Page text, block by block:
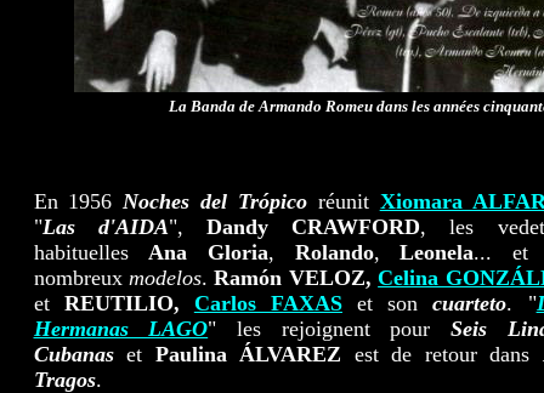
La Banda de Armando Romeu dans les années
En 1956Noches del Trópicoréunit Xiomara
"Las d'AIDA", Dandy CRAWFORD, les
habituellesAna Gloria, Rolando,Leonela... et
nombreux modelos.Ramón VELOZ,Celina
et REUTILIO, Carlos FAXASet soncuarteto. "
Hermanas LAGO" les rejoignent pour Seis
Cubanaset Paulina ÁLVAREZ est de retour dans
Tragos.